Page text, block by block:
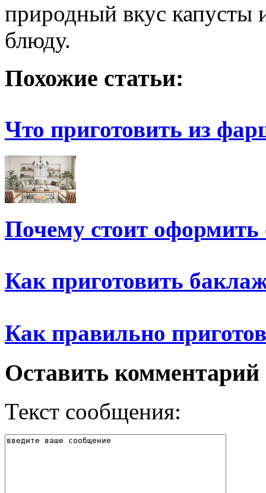
природный вкус капусты
блюду.
Похожие статьи:
Что приготовить из
Почему стоит оформить
Как приготовить
Как правильно
Оставить комментарий
Текст сообщения: